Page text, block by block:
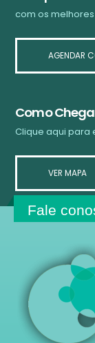
com os
AGENDAR
Como
Clique aqui para
VER MAPA
Fale